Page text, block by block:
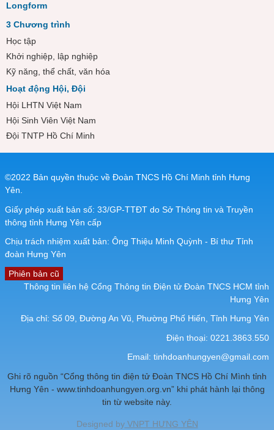
Longform
3 Chương trình
Học tập
Khởi nghiệp, lập nghiệp
Kỹ năng, thể chất, văn hóa
Hoạt động Hội, Đội
Hội LHTN Việt Nam
Hội Sinh Viên Việt Nam
Đội TNTP Hồ Chí Minh
©2022 Bản quyền thuộc về Đoàn TNCS Hồ Chí Minh tỉnh Hưng
Yên.
Giấy phép xuất bản số: 33/GP-TTĐT do Sở Thông tin và Truyền
thông tỉnh Hưng Yên cấp
Chịu trách nhiệm xuất bản: Ông Thiệu Minh Quỳnh - Bí thư Tỉnh
đoàn Hưng Yên
Phiên bản cũ
Thông tin liên hệ Cổng Thông tin Điện tử Đoàn TNCS HCM tỉnh
Hưng Yên
Địa chỉ: Số 09, Đường An Vũ, Phường Phố Hiến, Tỉnh Hưng Yên
Điện thoại: 0221.3863.550
Email: tinhdoanhungyen@gmail.com
Ghi rõ nguồn “Cổng thông tin điện tử Đoàn TNCS Hồ Chí Mình tỉnh
Hưng Yên - www.tinhdoanhungyen.org.vn” khi phát hành lại thông
tin từ website này.
Designed byVNPT HƯNG YÊN